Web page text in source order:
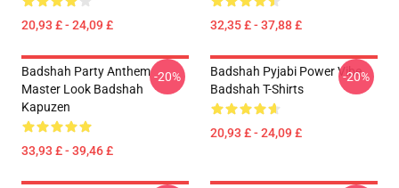
20,93 £ - 24,09 £ 32,35 £ - 37,88 £
Badshah Party Anthem
Master Look Badshah
Kapuzen
33,93 £ - 39,46 £
-20%
Badshah Pyjabi Power Vibe
Badshah T-Shirts
20,93 £ - 24,09 £
-20%